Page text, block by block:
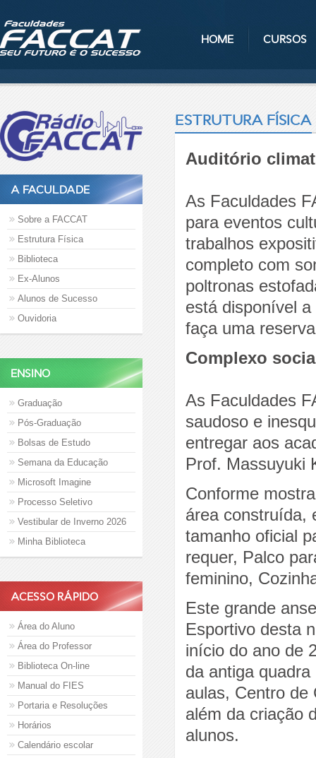
HOME CURSOS
A FACULDADE
Sobre a FACCAT
Estrutura Física
Biblioteca
Ex-Alunos
Alunos de Sucesso
Ouvidoria
ENSINO
Graduação
Pós-Graduação
Bolsas de Estudo
Semana da Educação
Microsoft Imagine
Processo Seletivo
Vestibular de Inverno 2026
Minha Biblioteca
ACESSO RÁPIDO
Área do Aluno
Área do Professor
Biblioteca On-line
Manual do FIES
Portaria e Resoluções
Horários
Calendário escolar
ESTRUTURA FÍSICA
Auditório
As Faculdades
para eventos
trabalhos
completo com
poltronas
está disponível
faça uma
Complexo
As Faculdades
saudoso e
entregar aos
Prof. Massuyuki
Conforme
área construída,
tamanho oficial
requer, Palco
feminino,
Este grande
Esportivo desta
início do ano de
da antiga
aulas, Centro de
além da criação
alunos.